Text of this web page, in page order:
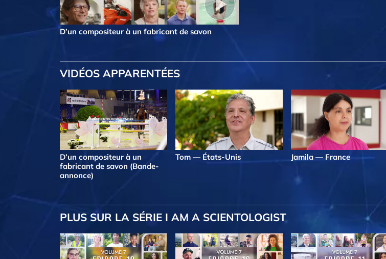
D’un compositeur à un fabricant de savon
VIDÉOS APPARENTÉES
D’un compositeur à un
fabricant de savon (Bande-
annonce)
Tom — États-Unis Jamila — France
PLUS SUR LA SÉRIE I AM A SCIENTOLOGIST